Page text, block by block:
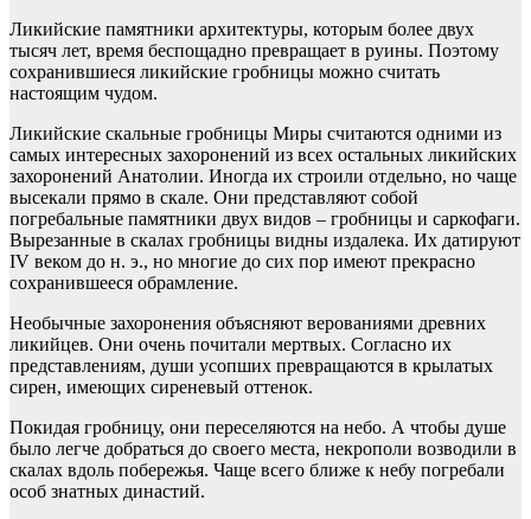
Ликийские памятники архитектуры, которым более двух
тысяч лет, время беспощадно превращает в руины. Поэтому
сохранившиеся ликийские гробницы можно считать
настоящим чудом.
Ликийские скальные гробницы Миры считаются одними из
самых интересных захоронений из всех остальных ликийских
захоронений Анатолии. Иногда их строили отдельно, но чаще
высекали прямо в скале. Они представляют собой
погребальные памятники двух видов – гробницы и саркофаги.
Вырезанные в скалах гробницы видны издалека. Их датируют
IV веком до н. э., но многие до сих пор имеют прекрасно
сохранившееся обрамление.
Необычные захоронения объясняют верованиями древних
ликийцев. Они очень почитали мертвых. Согласно их
представлениям, души усопших превращаются в крылатых
сирен, имеющих сиреневый оттенок.
Покидая гробницу, они переселяются на небо. А чтобы душе
было легче добраться до своего места, некрополи возводили в
скалах вдоль побережья. Чаще всего ближе к небу погребали
особ знатных династий.